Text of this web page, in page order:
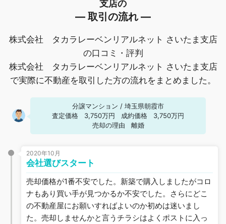
支店の
― 取引の流れ ―
株式会社 タカラレーベンリアルネット さいたま支店
の口コミ・評判
株式会社 タカラレーベンリアルネット さいたま支店
で実際に不動産を取引した方の流れをまとめました。
分譲マンション / 埼玉県朝霞市
査定価格
3,750万円 成約価格
3,750万円
売却の理由
離婚
2020年10月
会社選びスタート
売却価格が1番不安でした。新築で購入しましたがコロ
ナもあり買い手が見つかるか不安でした。さらにどこ
の不動産屋にお願いすればよいのか初めは迷いまし
た。売却しませんかと言うチラシはよくポストに入っ